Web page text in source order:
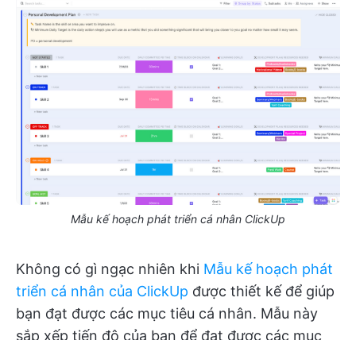
Mẫu kế hoạch phát triển cá nhân ClickUp
Không có gì ngạc nhiên khi Mẫu kế hoạch phát
triển cá nhân của ClickUp được thiết kế để giúp
bạn đạt được các mục tiêu cá nhân. Mẫu này
sắp xếp tiến độ của bạn để đạt được các mục